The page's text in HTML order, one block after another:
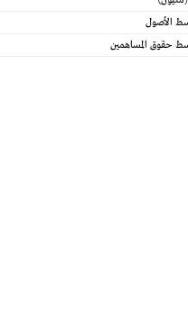
الأصول
حقوق المساهمين